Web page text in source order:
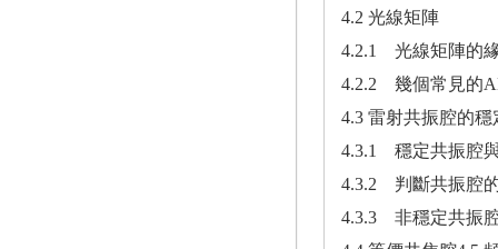
4.2 光線矩陣
4.2.1 光線矩陣的
4.2.2 幾個常見的
4.3 雷射共振腔的穩
4.3.1 穩定共振腔
4.3.2 判斷共振腔
4.3.3 非穩定共振